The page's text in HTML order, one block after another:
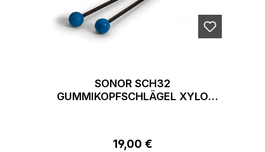
SONOR SCH32
GUMMIKOPFSCHLÄGEL XYLO
Regulärer Preis:
19,00 €